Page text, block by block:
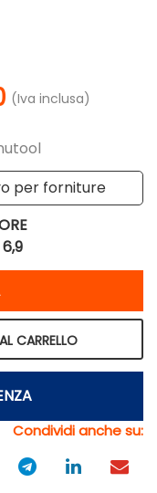
(Iva inclusa)
per forniture
6,9
Quantità
CARRELLO
Condividi anche su: